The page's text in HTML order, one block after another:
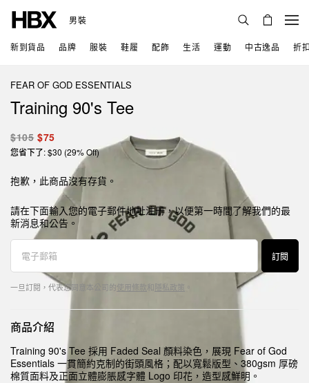
男裝
新到貨品 品牌 服裝 鞋履 配飾 生活 運動 中古逸品 折
FEAR OF GOD ESSENTIALS
Training 90's Tee
$105 $75
您省下了: $30 (29% Off)
抱歉，此商品沒有存貨。
請在下面輸入您的電子郵件地址注册，以便第一時間了解我們的最
新消息和公告。
訂閱
一旦訂閱，代表您同意本公司的使用條款 和 隱私政策
商品介紹
Training 90's Tee 採用 Faded Seal 顏料染色，展現 Fear of God
Essentials 一貫簡約克制的街頭風格；配以寬鬆版型、380gsm 厚磅
棉質面料及正面立體膨脹感字體 Logo 印花，造型感鮮明。